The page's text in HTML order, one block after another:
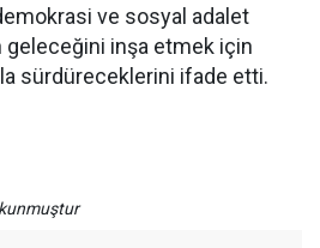
ve sosyal adalet
geleceğini inşa etmek için
sürdüreceklerini ifade etti.